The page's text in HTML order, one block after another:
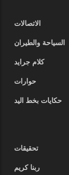
الاتصالات
السياحة والطيران
كلام جرايد
حوارات
حكايات بخط اليد
تحقيقات
ربنا كريم